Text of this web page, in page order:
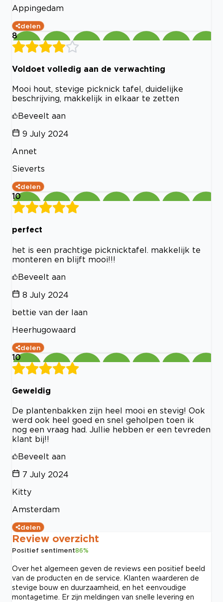
Appingedam
delen
8
Voldoet volledig aan de verwachting
Mooi hout, stevige picknick tafel, duidelijke
beschrijving, makkelijk in elkaar te zetten
Beveelt aan
9 July 2024
Annet
Sieverts
delen
10
perfect
het is een prachtige picknicktafel. makkelijk te
monteren en blijft mooi!!!
Beveelt aan
8 July 2024
bettie van der laan
Heerhugowaard
delen
10
Geweldig
De plantenbakken zijn heel mooi en stevig! Ook
werd ook heel goed en snel geholpen toen ik
nog een vraag had. Jullie hebben er een tevreden
klant bij!!
Beveelt aan
7 July 2024
Kitty
Amsterdam
delen
Review overzicht
Positief sentiment86%
Over het algemeen geven de reviews een positief beeld
van de producten en de service. Klanten waarderen de
stevige bouw en duurzaamheid, en het eenvoudige
montagetime. Er zijn meldingen van snelle levering en